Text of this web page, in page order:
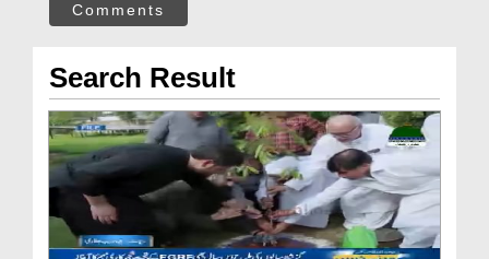
Comments
Search Result